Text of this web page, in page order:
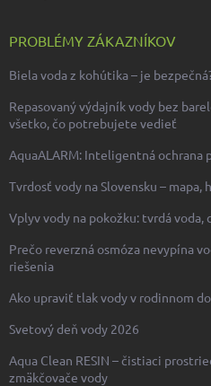
PROBLÉMY ZÁKAZNÍKOV
Biela voda z kohútika – je
Repasovaný výdajník vody bez
všetko, čo potrebujete vedieť
AquaALARM: Inteligentná ochrana
Tvrdosť vody na Slovensku – mapa,
Vplyv vody na pokožku: tvrdá voda,
Prečo reverzná osmóza nevypína
riešenia
Ako upraviť tlak vody v rodinnom
Svetový deň vody 2026
Aqua Clean RESIN – čistiaci
zmäkčovače vody